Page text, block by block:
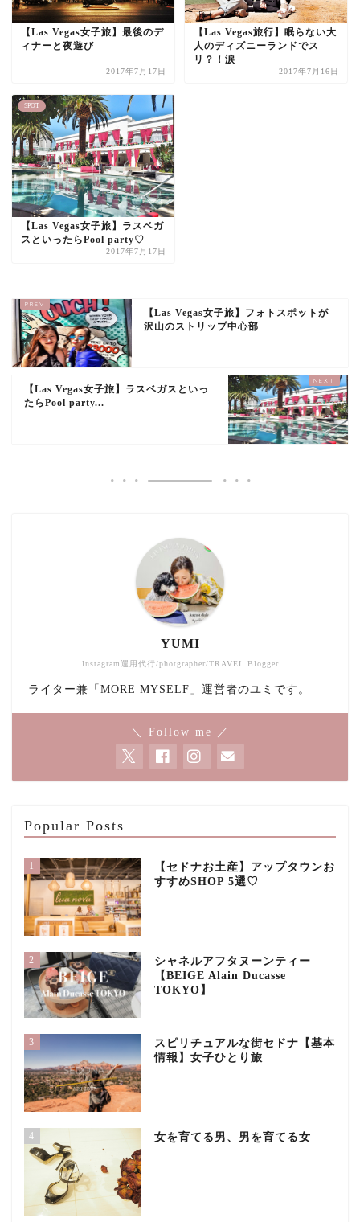
【Las Vegas女子旅】最後のデ
ィナーと夜遊び
2017年7月17日
【Las Vegas旅行】眠らない大
人のディズニーランドでス
リ？！涙
2017年7月16日
SPOT
【Las Vegas女子旅】ラスベガ
スといったらPool party♡
2017年7月17日
【Las Vegas女子旅】フォトスポットが
沢山のストリップ中心部
【Las Vegas女子旅】ラスベガスといっ
たらPool party...
Instagram運用代行/photgrapher/TRAVEL Blogger
YUMI
ライター兼「MORE MYSELF」運営者のユミです。
＼ Follow me ／
Popular Posts
1
【セドナお土産】アップタウンお
すすめSHOP 5選♡
2
シャネルアフタヌーンティー
【BEIGE Alain Ducasse
TOKYO】
3
スピリチュアルな街セドナ【基本
情報】女子ひとり旅
4 女を育てる男、男を育てる女